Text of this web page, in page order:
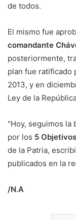
de todos.
El mismo fue
comandante
posteriormente,
plan fue ratificado
2013, y en
Ley de la
"Hoy, seguimos la
por los 5
de la Patria,
publicados en la
/N.A